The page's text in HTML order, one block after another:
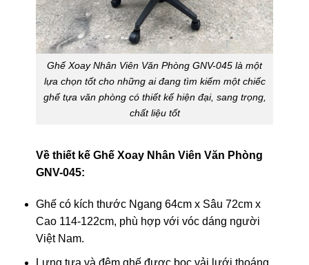
Ghế Xoay Nhân Viên Văn Phòng GNV-045 là một
lựa chọn tốt cho những ai đang tìm kiếm một chiếc
ghế tựa văn phòng có thiết kế hiện đại, sang trọng,
chất liệu tốt
Về thiết kế Ghế Xoay Nhân Viên Văn Phòng
GNV-045:
Ghế có kích thước Ngang 64cm x Sâu 72cm x
Cao 114-122cm, phù hợp với vóc dáng người
Việt Nam.
Lưng tựa và đệm ghế được bọc vải lưới thoáng